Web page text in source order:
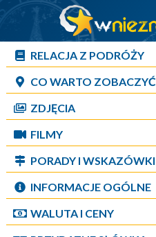
RELACJA Z PODRÓŻY
CO WARTO ZOBACZYĆ
ZDJĘCIA
FILMY
PORADY I WSKAZÓWKI
INFORMACJE OGÓLNE
WALUTA I CENY